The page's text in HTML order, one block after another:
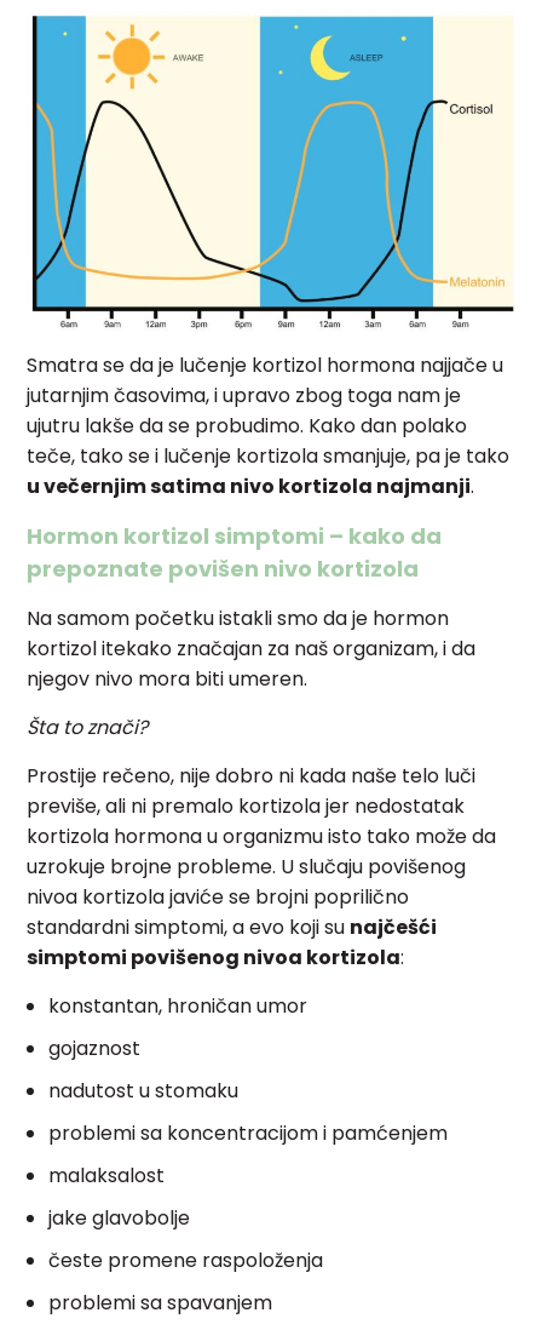
Smatra se da je lučenje kortizol hormona najjače u
jutarnjim časovima, i upravo zbog toga nam je
ujutru lakše da se probudimo. Kako dan polako
teče, tako se i lučenje kortizola smanjuje, pa je tako
u večernjim satima nivo kortizola najmanji.
Hormon kortizol simptomi – kako da
prepoznate povišen nivo kortizola
Na samom početku istakli smo da je hormon
kortizol itekako značajan za naš organizam, i da
njegov nivo mora biti umeren.
Šta to znači?
Prostije rečeno, nije dobro ni kada naše telo luči
previše, ali ni premalo kortizola jer nedostatak
kortizola hormona u organizmu isto tako može da
uzrokuje brojne probleme. U slučaju povišenog
nivoa kortizola javiće se brojni poprilično
standardni simptomi, a evo koji su najčešći
simptomi povišenog nivoa kortizola:
konstantan, hroničan umor
gojaznost
nadutost u stomaku
problemi sa koncentracijom i pamćenjem
malaksalost
jake glavobolje
česte promene raspoloženja
problemi sa spavanjem